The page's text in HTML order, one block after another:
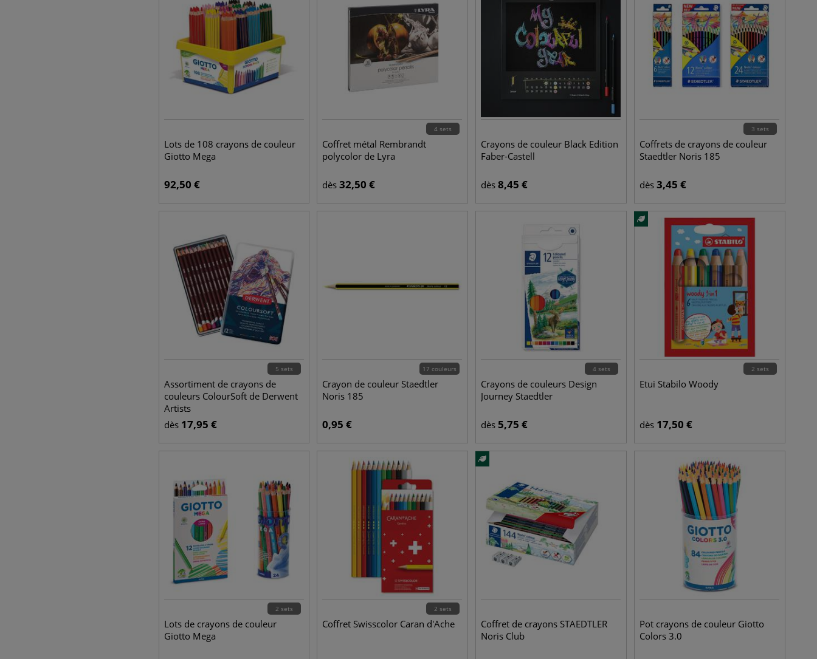
Lots de 108 crayons de couleur
Giotto Mega
92,50 €
4 sets
Coffret métal Rembrandt
polycolor de Lyra
dès 32,50 €
Crayons de couleur Black Edition
Faber-Castell
dès 8,45 €
3 sets
Coffrets de crayons de couleur
Staedtler Noris 185
dès 3,45 €
5 sets
Assortiment de crayons de
couleurs ColourSoft de Derwent
Artists
dès 17,95 €
17 couleurs
Crayon de couleur Staedtler
Noris 185
0,95 €
4 sets
Crayons de couleurs Design
Journey Staedtler
dès 5,75 €
2 sets
Etui Stabilo Woody
dès 17,50 €
2 sets
Lots de crayons de couleur
Giotto Mega
2 sets
Coffret Swisscolor Caran d'Ache
Coffret de crayons STAEDTLER
Noris Club
Pot crayons de couleur Giotto
Colors 3.0